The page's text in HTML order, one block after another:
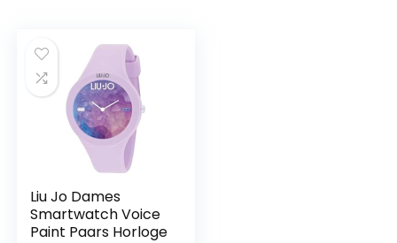
Liu Jo Dames
Smartwatch Voice
Paint Paars Horloge